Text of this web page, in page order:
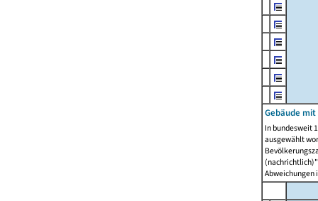
Gebäude mit
In bundesweit
ausgewählt
Abweichungen